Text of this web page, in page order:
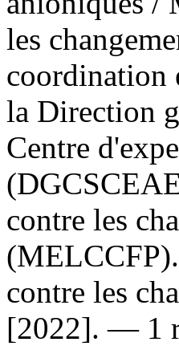
les
coordination
la Direction
Centre
contre les
contre les
[2022]. — 1